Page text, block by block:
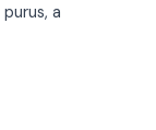
a